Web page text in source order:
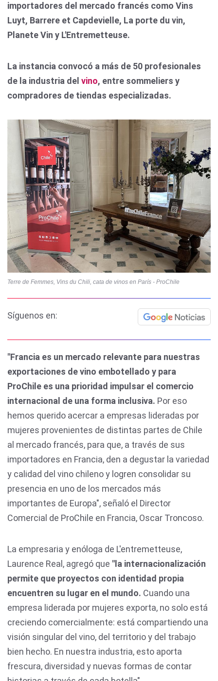
importadores del mercado francés como Vins
Luyt, Barrere et Capdevielle, La porte du vin,
Planete Vin y L'Entremetteuse.
La instancia convocó a más de 50 profesionales
de la industria del vino, entre sommeliers y
compradores de tiendas especializadas.
Terre de Femmes, Vins du Chili, cata de vinos en París - ProChile
Síguenos en:
"Francia es un mercado relevante para nuestras
exportaciones de vino embotellado y para
ProChile es una prioridad impulsar el comercio
internacional de una forma inclusiva. Por eso
hemos querido acercar a empresas lideradas por
mujeres provenientes de distintas partes de Chile
al mercado francés, para que, a través de sus
importadores en Francia, den a degustar la variedad
y calidad del vino chileno y logren consolidar su
presencia en uno de los mercados más
importantes de Europa", señaló el Director
Comercial de ProChile en Francia, Oscar Troncoso.
La empresaria y enóloga de L'entremetteuse,
Laurence Real, agregó que "la internacionalización
permite que proyectos con identidad propia
encuentren su lugar en el mundo. Cuando una
empresa liderada por mujeres exporta, no solo está
creciendo comercialmente: está compartiendo una
visión singular del vino, del territorio y del trabajo
bien hecho. En nuestra industria, esto aporta
frescura, diversidad y nuevas formas de contar